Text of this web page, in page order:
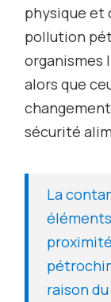
physique et
pollution
organismes
alors que
sécurité
La
raison